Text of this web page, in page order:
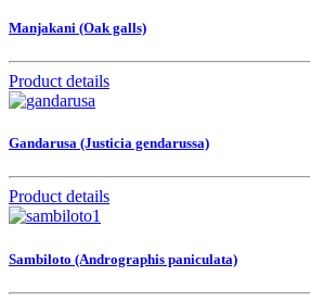
Manjakani (Oak galls)
Product details
Gandarusa (Justicia gendarussa)
Product details
Sambiloto (Andrographis paniculata)